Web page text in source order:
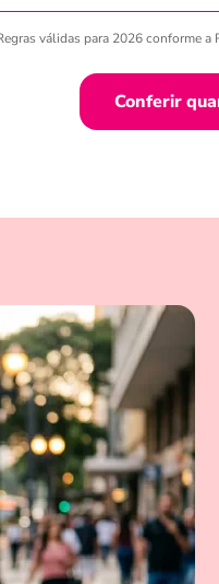
válidas para 2026 conforme a
Conferir